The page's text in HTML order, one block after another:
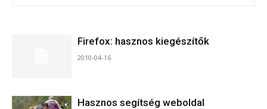
Firefox: hasznos kiegészítők
2010-04-16
Hasznos segítség weboldal